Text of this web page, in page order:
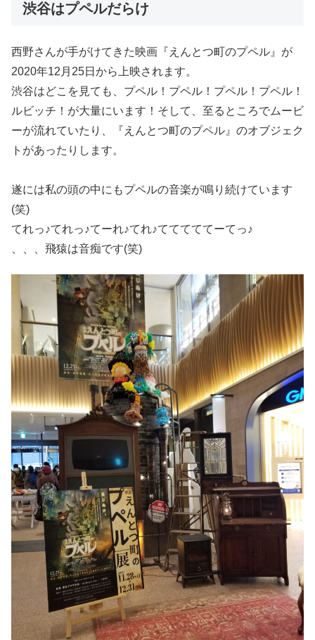
渋谷はプペルだらけ
西野さんが手がけてきた映画『えんとつ町のプペル』が
2020年12月25日から上映されます。
渋谷はどこを見ても、プペル！プペル！プペル！プペル！
ルビッチ！が大量にいます！そして、至るところでムービ
ーが流れていたり、『えんとつ町のプペル』のオブジェク
トがあったりします。
遂には私の頭の中にもプペルの音楽が鳴り続けています
(笑)
てれっ♪てれっ♪てーれ♪てれ♪てててててーてっ♪
、、、飛猿は音痴です(笑)